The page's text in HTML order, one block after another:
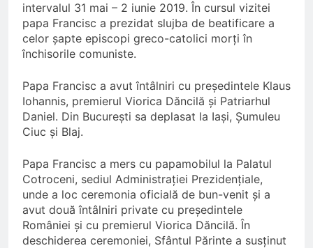
intervalul 31 mai – 2 iunie 2019. În cursul vizitei
papa Francisc a prezidat slujba de beatificare a
celor șapte episcopi greco-catolici morți în
închisorile comuniste.
Papa Francisc a avut întâlniri cu președintele Klaus
Iohannis, premierul Viorica Dăncilă și Patriarhul
Daniel. Din București sa deplasat la Iași, Șumuleu
Ciuc și Blaj.
Papa Francisc a mers cu papamobilul la Palatul
Cotroceni, sediul Administrației Prezidențiale,
unde a loc ceremonia oficială de bun-venit și a
avut două întâlniri private cu președintele
României și cu premierul Viorica Dăncilă. În
deschiderea ceremoniei, Sfântul Părinte a susținut